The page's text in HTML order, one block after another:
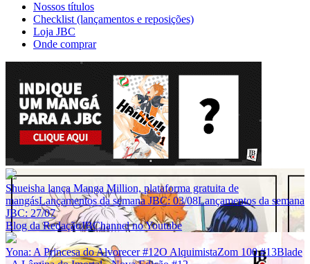
Nossos títulos
Checklist (lançamentos e reposições)
Loja JBC
Onde comprar
Shueisha lança Manga Million, plataforma gratuita de
mangásLançamentos da semana JBC: 03/08Lançamentos da semana
JBC: 27/07
Blog da RedaçãoJBChannel no Youtube
Yona: A Princesa do Alvorecer #12O AlquimistaZom 100 #13Blade